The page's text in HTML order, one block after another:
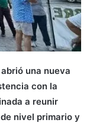
una nueva
con la
a reunir
nivel primario y